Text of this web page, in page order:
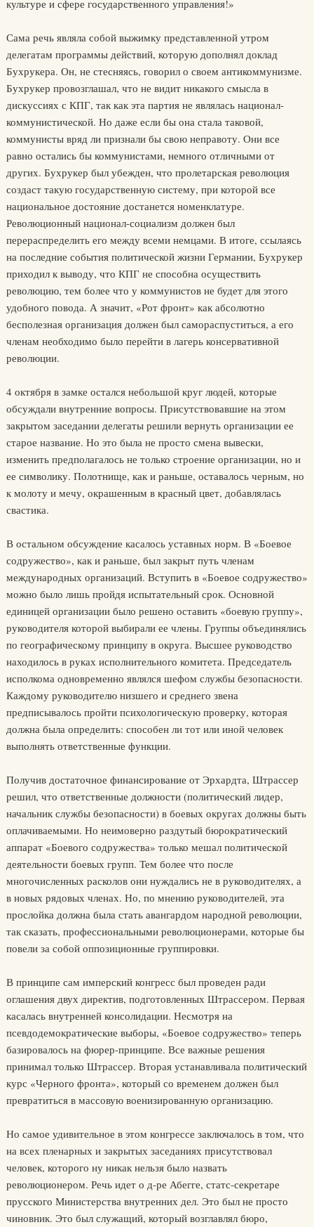
культуре и сфере государственного управления!»
Сама речь являла собой выжимку представленной утром
делегатам программы действий, которую дополнял доклад
Бухрукера. Он, не стесняясь, говорил о своем антикоммунизме.
Бухрукер провозглашал, что не видит никакого смысла в
дискуссиях с КПГ, так как эта партия не являлась национал-
коммунистической. Но даже если бы она стала таковой,
коммунисты вряд ли признали бы свою неправоту. Они все
равно остались бы коммунистами, немного отличными от
других. Бухрукер был убежден, что пролетарская революция
создаст такую государственную систему, при которой все
национальное достояние достанется номенклатуре.
Революционный национал-социализм должен был
перераспределить его между всеми немцами. В итоге, ссылаясь
на последние события политической жизни Германии, Бухрукер
приходил к выводу, что КПГ не способна осуществить
революцию, тем более что у коммунистов не будет для этого
удобного повода. А значит, «Рот фронт» как абсолютно
бесполезная организация должен был самораспуститься, а его
членам необходимо было перейти в лагерь консервативной
революции.
4 октября в замке остался небольшой круг людей, которые
обсуждали внутренние вопросы. Присутствовавшие на этом
закрытом заседании делегаты решили вернуть организации ее
старое название. Но это была не просто смена вывески,
изменить предполагалось не только строение организации, но и
ее символику. Полотнище, как и раньше, оставалось черным, но
к молоту и мечу, окрашенным в красный цвет, добавлялась
свастика.
В остальном обсуждение касалось уставных норм. В «Боевое
содружество», как и раньше, был закрыт путь членам
международных организаций. Вступить в «Боевое содружество»
можно было лишь пройдя испытательный срок. Основной
единицей организации было решено оставить «боевую группу»,
руководителя которой выбирали ее члены. Группы объединялись
по географическому принципу в округа. Высшее руководство
находилось в руках исполнительного комитета. Председатель
исполкома одновременно являлся шефом службы безопасности.
Каждому руководителю низшего и среднего звена
предписывалось пройти психологическую проверку, которая
должна была определить: способен ли тот или иной человек
выполнять ответственные функции.
Получив достаточное финансирование от Эрхардта, Штрассер
решил, что ответственные должности (политический лидер,
начальник службы безопасности) в боевых округах должны быть
оплачиваемыми. Но неимоверно раздутый бюрократический
аппарат «Боевого содружества» только мешал политической
деятельности боевых групп. Тем более что после
многочисленных расколов они нуждались не в руководителях, а
в новых рядовых членах. Но, по мнению руководителей, эта
прослойка должна была стать авангардом народной революции,
так сказать, профессиональными революционерами, которые бы
повели за собой оппозиционные группировки.
В принципе сам имперский конгресс был проведен ради
оглашения двух директив, подготовленных Штрассером. Первая
касалась внутренней консолидации. Несмотря на
псевдодемократические выборы, «Боевое содружество» теперь
базировалось на фюрер-принципе. Все важные решения
принимал только Штрассер. Вторая устанавливала политический
курс «Черного фронта», который со временем должен был
превратиться в массовую военизированную организацию.
Но самое удивительное в этом конгрессе заключалось в том, что
на всех пленарных и закрытых заседаниях присутствовал
человек, которого ну никак нельзя было назвать
революционером. Речь идет о д-ре Абегге, статс-секретаре
прусского Министерства внутренних дел. Это был не просто
чиновник. Это был служащий, который возглавлял бюро,